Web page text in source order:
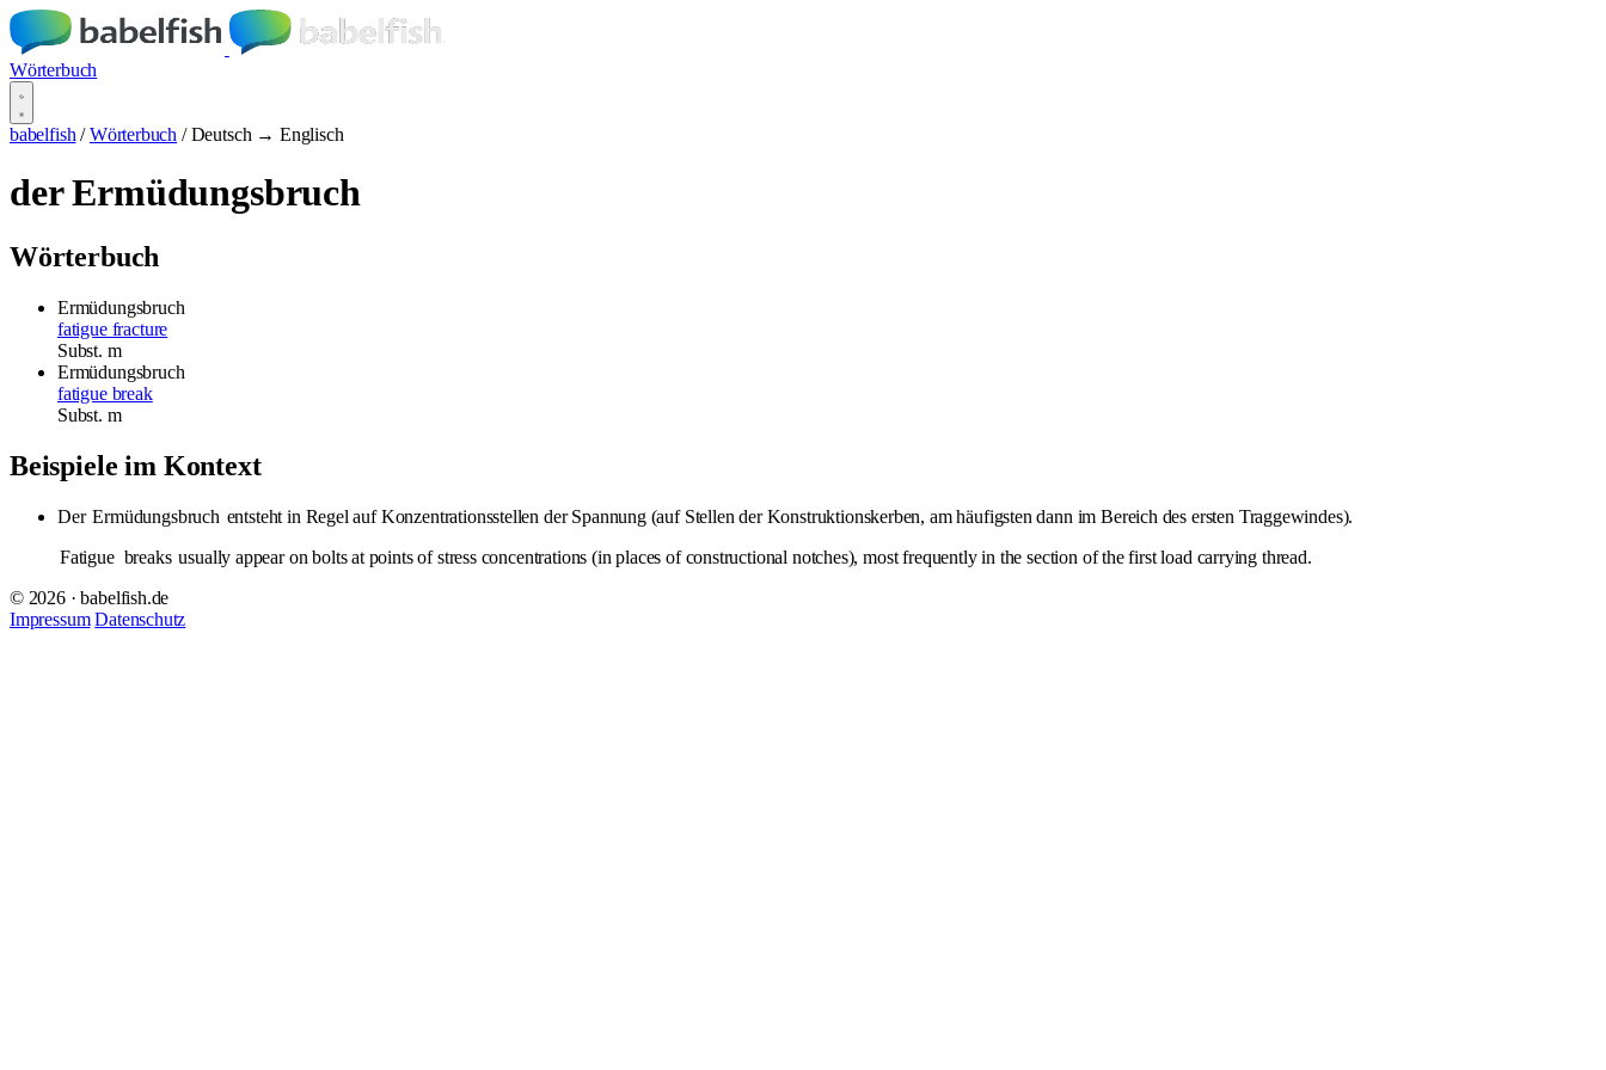
Wörterbuch
babelfish / Wörterbuch / Deutsch → Englisch
der Ermüdungsbruch
Wörterbuch
Ermüdungsbruch
fatigue fracture
Subst. m
Ermüdungsbruch
fatigue break
Subst. m
Beispiele im Kontext
Der Ermüdungsbruch entsteht in Regel auf Konzentrationsstellen der Spannung (auf Stellen der Konstruktionskerben, am häufigsten dann im Bereich des ersten Traggewindes).
Fatigue breaks usually appear on bolts at points of stress concentrations (in places of constructional notches), most frequently in the section of the first load carrying thread.
© 2026 · babelfish.de
Impressum Datenschutz